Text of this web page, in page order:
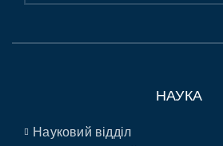
НАУКА
Науковий відділ